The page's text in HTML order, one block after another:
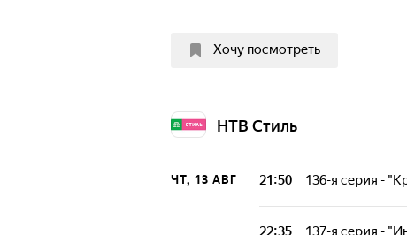
Хочу посмотреть
НТВ Стиль
ЧТ, 13 АВГ 21:50 136-я серия -
Наша программа -
широкими
22:35 137-я серия -